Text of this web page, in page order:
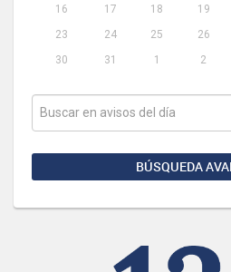
16
17 18 19
23
24 25 26
30
31 1 2
BÚSQUEDA